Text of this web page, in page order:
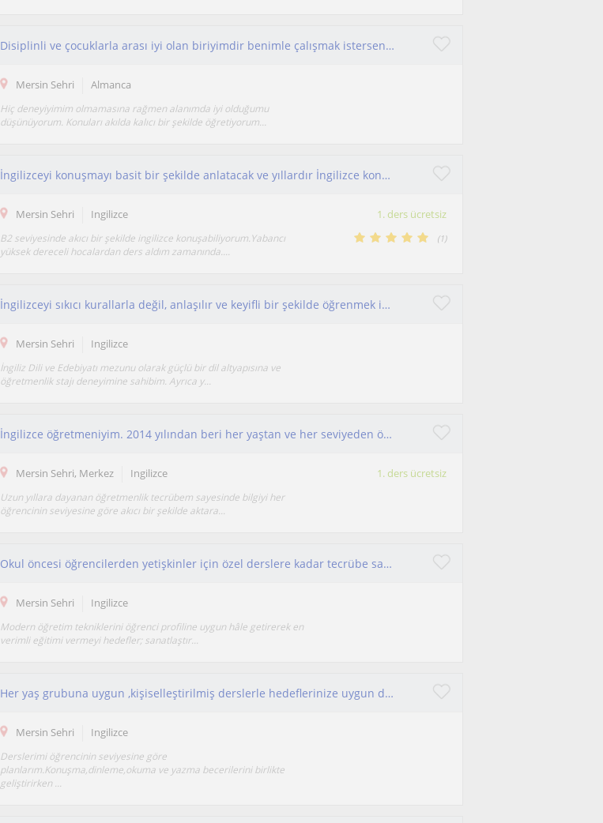
Disiplinli ve çocuklarla arası iyi olan biriyimdir benimle çalışmak isterseniz mutluluk duyarım
Mersin Sehri Almanca
Hiç deneyiyimim olmamasına rağmen alanımda iyi olduğumu
düşünüyorum. Konuları akılda kalıcı bir şekilde öğretiyorum...
İngilizceyi konuşmayı basit bir şekilde anlatacak ve yıllardır İngilizce konuşan bir eğiştmen
Mersin Sehri Ingilizce 1. ders ücretsiz
B2 seviyesinde akıcı bir şekilde ingilizce konuşabiliyorum.Yabancı
yüksek dereceli hocalardan ders aldım zamanında....
(1)
İngilizceyi sıkıcı kurallarla değil, anlaşılır ve keyifli bir şekilde öğrenmek istiyorsan doğru yerdesin!
Mersin Sehri Ingilizce
İngiliz Dili ve Edebiyatı mezunu olarak güçlü bir dil altyapısına ve
öğretmenlik stajı deneyimine sahibim. Ayrıca y...
İngilizce öğretmeniyim. 2014 yılından beri her yaştan ve her seviyeden öğrenciye ders veriyorum.
Mersin Sehri, Merkez Ingilizce 1. ders ücretsiz
Uzun yıllara dayanan öğretmenlik tecrübem sayesinde bilgiyi her
öğrencinin seviyesine göre akıcı bir şekilde aktara...
Okul öncesi öğrencilerden yetişkinler için özel derslere kadar tecrübe sahibiyim.
Mersin Sehri Ingilizce
Modern öğretim tekniklerini öğrenci profiline uygun hâle getirerek en
verimli eğitimi vermeyi hedefler; sanatlaştır...
Her yaş grubuna uygun ,kişiselleştirilmiş derslerle hedeflerinize uygun dersler sunuyorum.İngilizceyi eğlenerek ve konuşarak öğren
Mersin Sehri Ingilizce
Derslerimi öğrencinin seviyesine göre
planlarım.Konuşma,dinleme,okuma ve yazma becerilerini birlikte
geliştirirken ...